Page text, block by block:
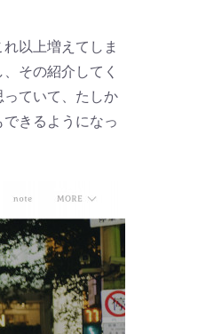
以上増えてしま
その紹介してく
ていて、たしか
きるようになっ